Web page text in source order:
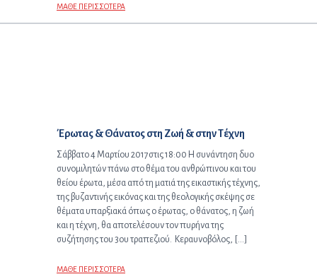
ΜΑΘΕ ΠΕΡΙΣΣΟΤΕΡΑ
Επόμενο άρθρο:
Έρωτας & Θάνατος στη Ζωή & στην Τέχνη
Σάββατο 4 Μαρτίου 2017στις 18:00 H συνάντηση δυο
συνομιλητών πάνω στο θέμα του ανθρώπινου και του
θείου έρωτα, μέσα από τη ματιά της εικαστικής τέχνης,
της βυζαντινής εικόνας και της θεολογικής σκέψης σε
θέματα υπαρξιακά όπως ο έρωτας, ο θάνατος, η ζωή
και η τέχνη, θα αποτελέσουν τον πυρήνα της
συζήτησης του 3ου τραπεζιού. Κεραυνοβόλος, […]
ΜΑΘΕ ΠΕΡΙΣΣΟΤΕΡΑ